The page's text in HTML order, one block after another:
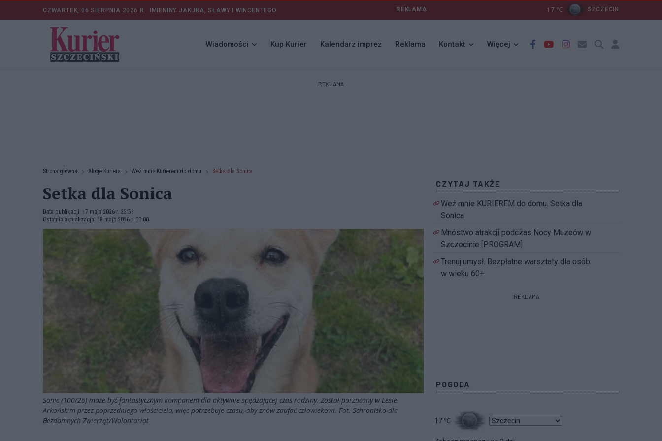
CZWARTEK, 06 SIERPNIA 2026 R. IMIENINY JAKUBA, SŁAWY I WINCENTEGO REKLAMA 17 ℃ SZCZECIN
Wiadomości Kup Kurier Kalendarz imprez Reklama Kontakt Więcej
REKLAMA
Strona główna Akcje Kuriera Weź mnie Kurierem do domu Setka dla Sonica
Setka dla Sonica
Data publikacji: 17 maja 2026 r. 23:59
Ostatnia aktualizacja: 18 maja 2026 r. 00:00
Sonic (100/26) może być fantastycznym kompanem dla aktywnie spędzającej czas rodziny. Został porzucony w Lesie
Arkońskim przez poprzedniego właściciela, więc potrzebuje czasu, aby znów zaufać człowiekowi. Fot. Schronisko dla
Bezdomnych Zwierząt/Wolontariat
CZYTAJ TAKŻE
Weź mnie KURIEREM do domu. Setka dla
Sonica
Mnóstwo atrakcji podczas Nocy Muzeów w
Szczecinie [PROGRAM]
Trenuj umysł. Bezpłatne warsztaty dla osób
w wieku 60+
REKLAMA
POGODA
17 ℃